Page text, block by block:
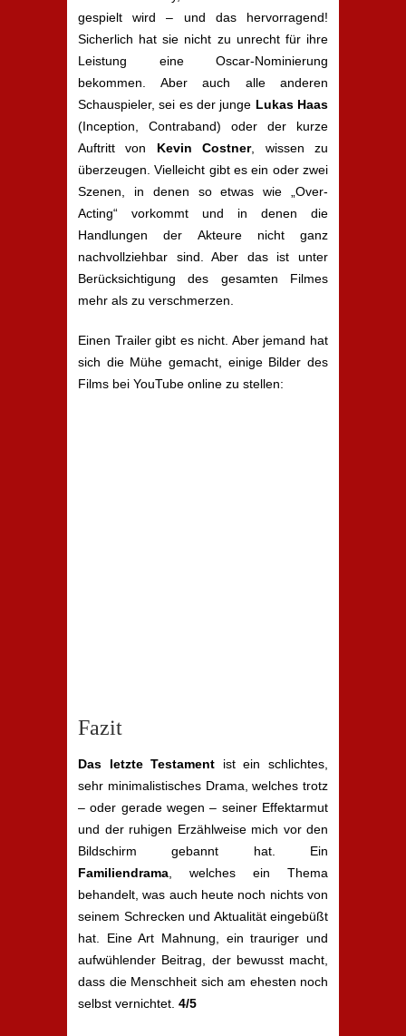
gespielt wird – und das hervorragend!
Sicherlich hat sie nicht zu unrecht für ihre
Leistung eine Oscar-Nominierung
bekommen. Aber auch alle anderen
Schauspieler, sei es der junge Lukas Haas
(Inception, Contraband) oder der kurze
Auftritt von Kevin Costner, wissen zu
überzeugen. Vielleicht gibt es ein oder zwei
Szenen, in denen so etwas wie „Over-
Acting“ vorkommt und in denen die
Handlungen der Akteure nicht ganz
nachvollziehbar sind. Aber das ist unter
Berücksichtigung des gesamten Filmes
mehr als zu verschmerzen.
Einen Trailer gibt es nicht. Aber jemand hat
sich die Mühe gemacht, einige Bilder des
Films bei YouTube online zu stellen:
Fazit
Das letzte Testament ist ein schlichtes,
sehr minimalistisches Drama, welches trotz
– oder gerade wegen – seiner Effektarmut
und der ruhigen Erzählweise mich vor den
Bildschirm gebannt hat. Ein
Familiendrama , welches ein Thema
behandelt, was auch heute noch nichts von
seinem Schrecken und Aktualität eingebüßt
hat. Eine Art Mahnung, ein trauriger und
aufwühlender Beitrag, der bewusst macht,
dass die Menschheit sich am ehesten noch
selbst vernichtet. 4/5